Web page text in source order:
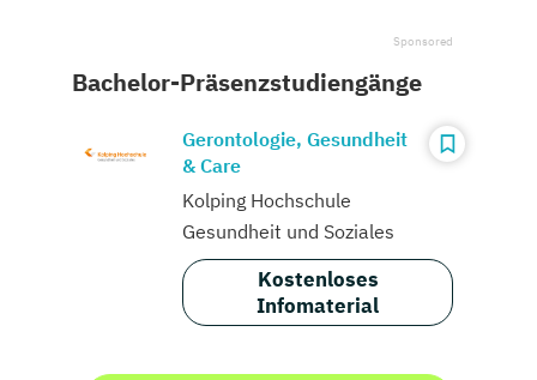
Bachelor-Präsenzstudiengänge
Gerontologie, Gesundheit
& Care
Kolping Hochschule
Gesundheit und Soziales
Kostenloses
Infomaterial